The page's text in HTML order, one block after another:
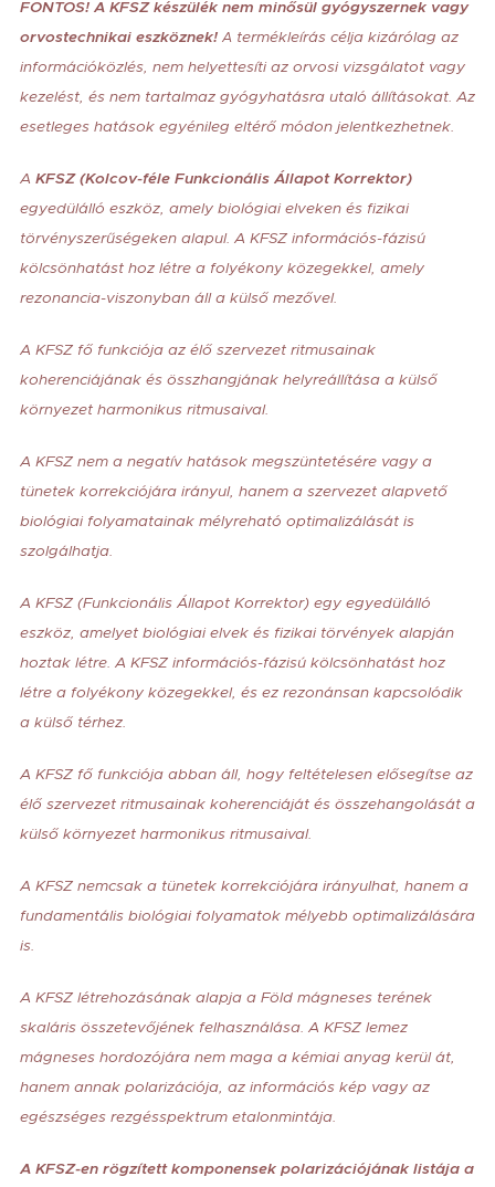
FONTOS! A KFSZ készülék nem minősül gyógyszernek vagy
orvostechnikai eszköznek! A termékleírás célja kizárólag az
információközlés, nem helyettesíti az orvosi vizsgálatot vagy
kezelést, és nem tartalmaz gyógyhatásra utaló állításokat. Az
esetleges hatások egyénileg eltérő módon jelentkezhetnek.
A KFSZ (Kolcov-féle Funkcionális Állapot Korrektor)
egyedülálló eszköz, amely biológiai elveken és fizikai
törvényszerűségeken alapul. A KFSZ információs-fázisú
kölcsönhatást hoz létre a folyékony közegekkel, amely
rezonancia-viszonyban áll a külső mezővel.
A KFSZ fő funkciója az élő szervezet ritmusainak
koherenciájának és összhangjának helyreállítása a külső
környezet harmonikus ritmusaival.
A KFSZ nem a negatív hatások megszüntetésére vagy a
tünetek korrekciójára irányul, hanem a szervezet alapvető
biológiai folyamatainak mélyreható optimalizálását is
szolgálhatja.
A KFSZ (Funkcionális Állapot Korrektor) egy egyedülálló
eszköz, amelyet biológiai elvek és fizikai törvények alapján
hoztak létre. A KFSZ információs-fázisú kölcsönhatást hoz
létre a folyékony közegekkel, és ez rezonánsan kapcsolódik
a külső térhez.
A KFSZ fő funkciója abban áll, hogy feltételesen elősegítse az
élő szervezet ritmusainak koherenciáját és összehangolását a
külső környezet harmonikus ritmusaival.
A KFSZ nemcsak a tünetek korrekciójára irányulhat, hanem a
fundamentális biológiai folyamatok mélyebb optimalizálására
is.
A KFSZ létrehozásának alapja a Föld mágneses terének
skaláris összetevőjének felhasználása. A KFSZ lemez
mágneses hordozójára nem maga a kémiai anyag kerül át,
hanem annak polarizációja, az információs kép vagy az
egészséges rezgésspektrum etalonmintája.
A KFSZ-en rögzített komponensek polarizációjának listája a